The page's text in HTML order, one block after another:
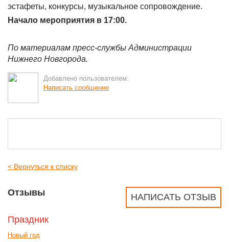
эстафеты, конкурсы, музыкальное сопровождение.
Начало мероприятия в 17:00.
По материалам пресс-службы Администрации
Нижнего Новгорода.
Добавлено пользователем:
Написать сообщение
< Вернуться к списку
НАПИСАТЬ ОТЗЫВ
Отзывы
Праздник
Новый год